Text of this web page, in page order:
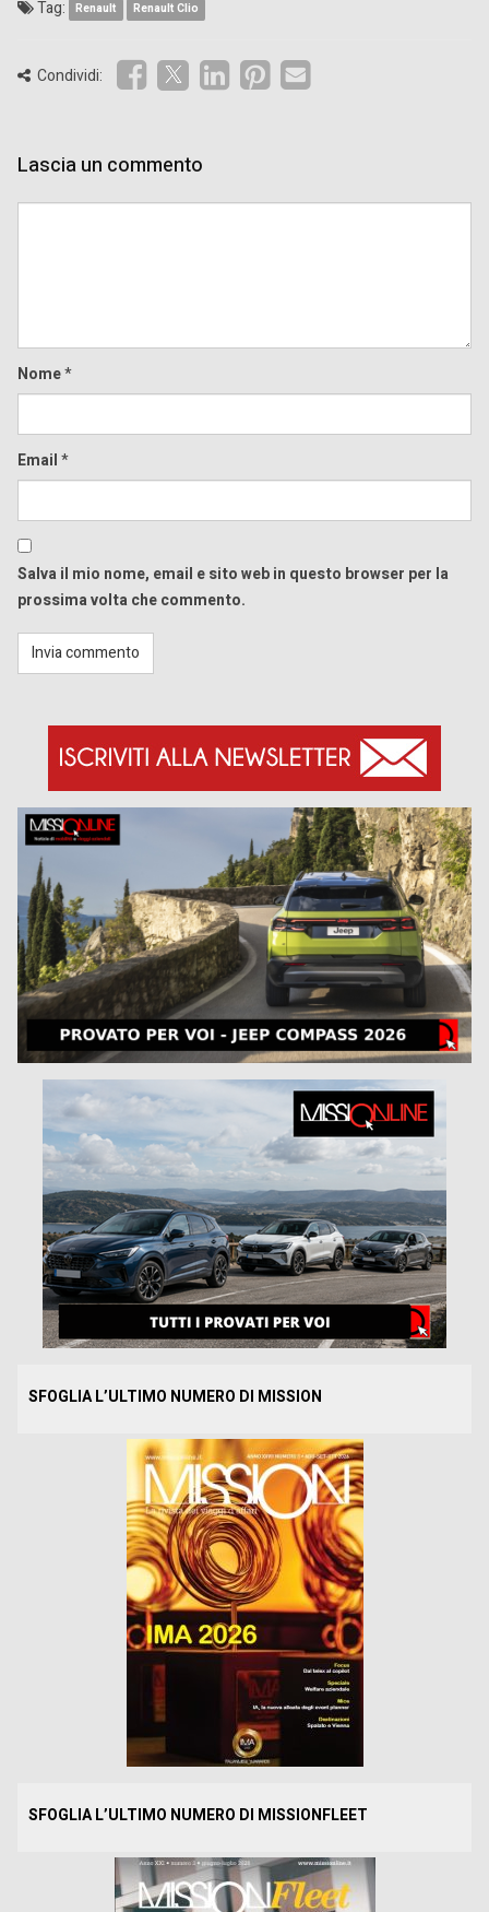
Tag: Renault Renault Clio
Condividi:
Lascia un commento
Nome*
Email*
Salva il mio nome, email e sito web in questo browser per la
prossima volta che commento.
SFOGLIA L’ULTIMO NUMERO DI MISSION
SFOGLIA L’ULTIMO NUMERO DI MISSIONFLEET